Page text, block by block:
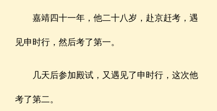
嘉靖四十一年，他二十八岁，赴京赶考，遇
见申时行，然后考了第一。
几天后参加殿试，又遇见了申时行，这次他
考了第二。